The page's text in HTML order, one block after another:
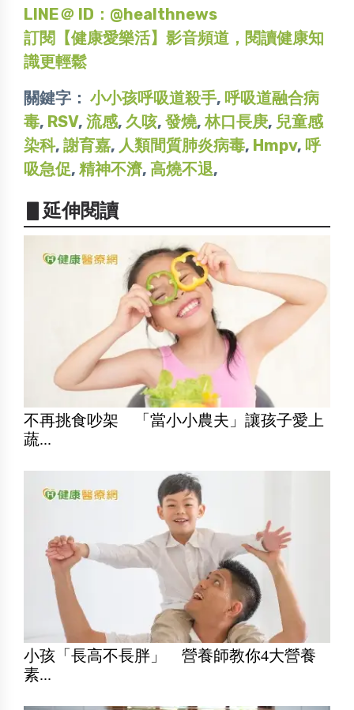
LINE＠ ID：@healthnews
訂閱【健康愛樂活】影音頻道，閱讀健康知
識更輕鬆
關鍵字： 小小孩呼吸道殺手, 呼吸道融合病
毒, RSV, 流感, 久咳, 發燒,林口長庚, 兒童感
染科, 謝育嘉, 人類間質肺炎病毒, Hmpv, 呼
吸急促, 精神不濟, 高燒不退,
▋延伸閱讀
不再挑食吵架 「當小小農夫」讓孩子愛上
蔬...
小孩「長高不長胖」 營養師教你4大營養
素...